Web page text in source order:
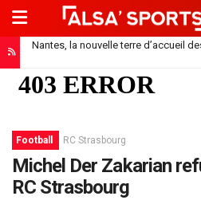
Nantes, la nouvelle terre d’accueil
Officiel : Saïdou Sow prêté au FC
Football RC Strasbourg
Michel Der Zakarian
RC Strasbourg